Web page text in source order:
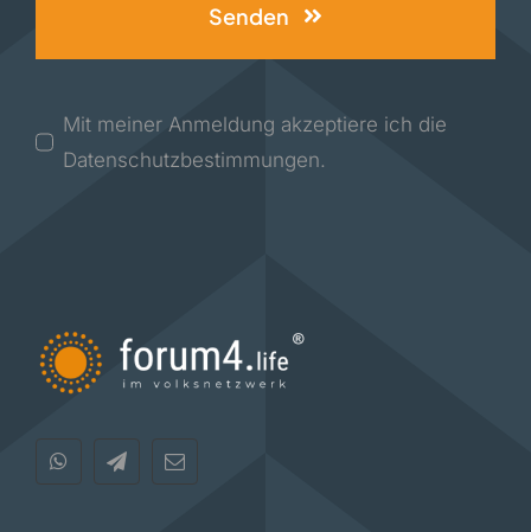
Senden
Mit meiner Anmeldung akzeptiere ich die
Datenschutzbestimmungen.